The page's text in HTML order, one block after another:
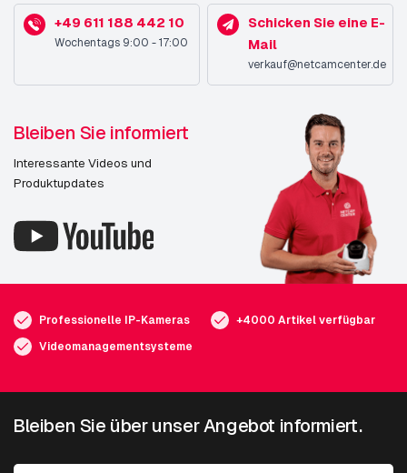
+49 611 188 442 10
Wochentags 9:00 - 17:00
Schicken Sie eine E-
Mail
verkauf@netcamcenter.de
Bleiben Sie informiert
Interessante Videos und
Produktupdates
Professionelle IP-Kameras
+4000 Artikel verfügbar
Videomanagementsysteme
Bleiben Sie über unser Angebot informiert.